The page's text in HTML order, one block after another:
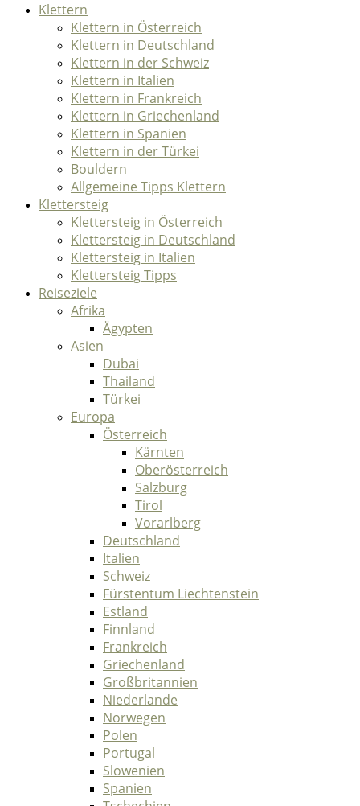
Klettern
Klettern in Österreich
Klettern in Deutschland
Klettern in der Schweiz
Klettern in Italien
Klettern in Frankreich
Klettern in Griechenland
Klettern in Spanien
Klettern in der Türkei
Bouldern
Allgemeine Tipps Klettern
Klettersteig
Klettersteig in Österreich
Klettersteig in Deutschland
Klettersteig in Italien
Klettersteig Tipps
Reiseziele
Afrika
Ägypten
Asien
Dubai
Thailand
Türkei
Europa
Österreich
Kärnten
Oberösterreich
Salzburg
Tirol
Vorarlberg
Deutschland
Italien
Schweiz
Fürstentum Liechtenstein
Estland
Finnland
Frankreich
Griechenland
Großbritannien
Niederlande
Norwegen
Polen
Portugal
Slowenien
Spanien